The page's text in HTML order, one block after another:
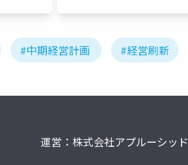
#中期経営計画 #経営刷新
運営：株式会社アプルーシッド